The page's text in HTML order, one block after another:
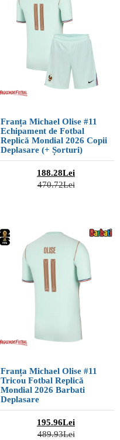
Franța Michael Olise #11
Echipament de Fotbal
Replică Mondial 2026 Copii
Deplasare (+ Șorturi)
188.28Lei
470.72Lei
Franța Michael Olise #11
Tricou Fotbal Replică
Mondial 2026 Barbati
Deplasare
195.96Lei
489.93Lei